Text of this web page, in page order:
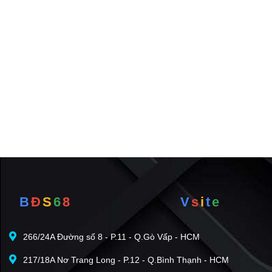
BĐS68 Vsite
266/24A Đường số 8 - P.11 - Q.Gò Vấp - HCM
217/18A Nơ Trang Long - P.12 - Q.Bình Thạnh - HCM